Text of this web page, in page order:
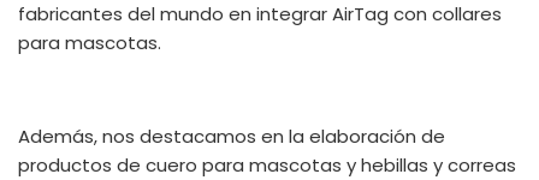
fabricantes del mundo en integrar AirTag con collares
para mascotas.
Además, nos destacamos en la elaboración de
productos de cuero para mascotas y hebillas y correas